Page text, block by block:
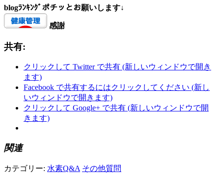
blogﾗﾝｷﾝｸﾞポチッとお願いします↓
感謝
共有:
クリックして Twitter で共有 (新しいウィンドウで開き
ます)
Facebook で共有するにはクリックしてください (新し
いウィンドウで開きます)
クリックして Google+ で共有 (新しいウィンドウで開
きます)
関連
カテゴリー: 水素Q&A その他質問